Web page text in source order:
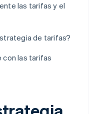
las tarifas y el
de tarifas?
con las tarifas